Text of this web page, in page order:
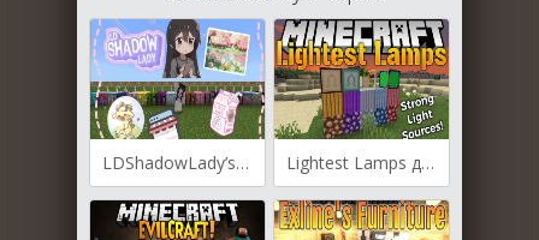
LDShadowLady’s More Crafting Tables для Майнкрафт [1.15.2, 1.14.4, 1.12.2] Lightest Lamps для Майнкрафт [1.20.1, 1.19.2, 1.18.2]